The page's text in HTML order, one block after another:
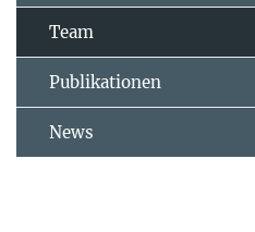
Team
Publikationen
News